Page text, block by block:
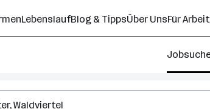
LebenslaufBlog & TippsÜber UnsFür